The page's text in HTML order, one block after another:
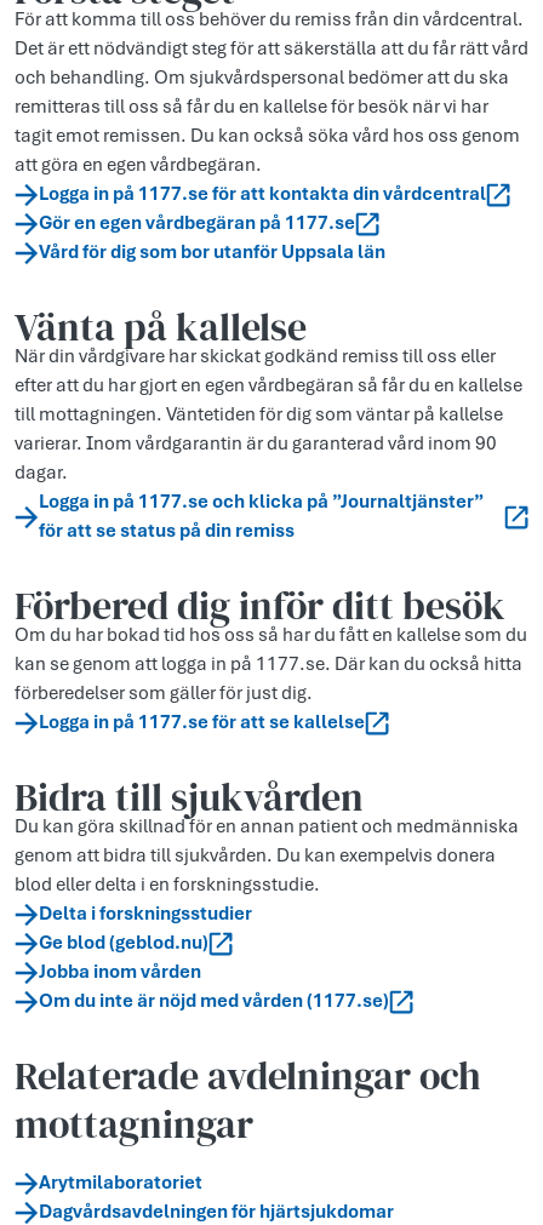
För att komma till oss behöver du remiss från din vårdcentral.
Det är ett nödvändigt steg för att säkerställa att du får rätt vård
och behandling. Om sjukvårdspersonal bedömer att du ska
remitteras till oss så får du en kallelse för besök när vi har
tagit emot remissen. Du kan också söka vård hos oss genom
att göra en egen vårdbegäran.
Logga in på 1177.se för att kontakta din vårdcentral
Gör en egen vårdbegäran på 1177.se
Vård för dig som bor utanför Uppsala län
Vänta på kallelse
När din vårdgivare har skickat godkänd remiss till oss eller
efter att du har gjort en egen vårdbegäran så får du en kallelse
till mottagningen. Väntetiden för dig som väntar på kallelse
varierar. Inom vårdgarantin är du garanterad vård inom 90
dagar.
Logga in på 1177.se och klicka på ”Journaltjänster”
för att se status på din remiss
Förbered dig inför ditt besök
Om du har bokad tid hos oss så har du fått en kallelse som du
kan se genom att logga in på 1177.se. Där kan du också hitta
förberedelser som gäller för just dig.
Logga in på 1177.se för att se kallelse
Bidra till sjukvården
Du kan göra skillnad för en annan patient och medmänniska
genom att bidra till sjukvården. Du kan exempelvis donera
blod eller delta i en forskningsstudie.
Delta i forskningsstudier
Ge blod (geblod.nu)
Jobba inom vården
Om du inte är nöjd med vården (1177.se)
Relaterade avdelningar och
mottagningar
Arytmilaboratoriet
Dagvårdsavdelningen för hjärtsjukdomar